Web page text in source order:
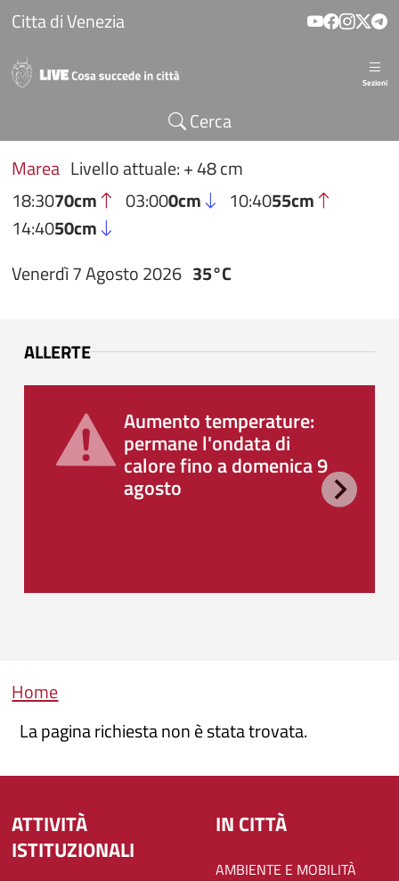
Salta al contenuto principale
Citta di Venezia
Sezioni
Cerca
Marea Livello attuale: + 48 cm
18:3070cm 03:000cm 10:4055cm
14:4050cm
Venerdì 7 Agosto 2026 35°C
ALLERTE
Aumento temperature:
permane l'ondata di
calore fino a domenica 9
agosto
Briciole di pane
Home
La pagina richiesta non è stata trovata.
ATTIVITÀ
ISTITUZIONALI
IN CITTÀ
AMBIENTE E MOBILITÀ